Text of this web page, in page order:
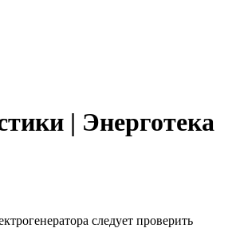
| Энерготека
следует проверить